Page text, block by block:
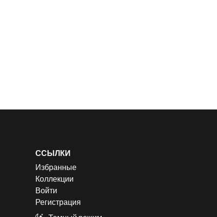
ССЫЛКИ
Избранные
Коллекции
Войти
Регистрация